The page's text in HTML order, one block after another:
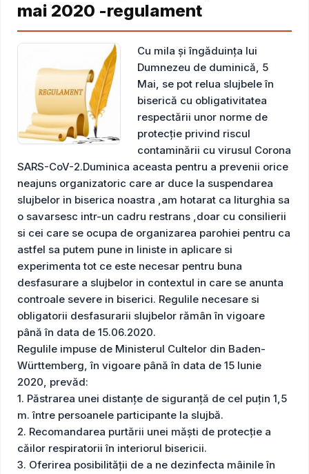
mai 2020 -regulament
Cu mila și îngăduința lui
Dumnezeu de duminică, 5
Mai, se pot relua slujbele în
biserică cu obligativitatea
respectării unor norme de
protecție privind riscul
contaminării cu virusul Corona
SARS-CoV-2.Duminica aceasta pentru a prevenii orice
neajuns organizatoric care ar duce la suspendarea
slujbelor in biserica noastra ,am hotarat ca liturghia sa
o savarsesc intr-un cadru restrans ,doar cu consilierii
si cei care se ocupa de organizarea parohiei pentru ca
astfel sa putem pune in liniste in aplicare si
experimenta tot ce este necesar pentru buna
desfasurare a slujbelor in contextul in care se anunta
controale severe in biserici. Regulile necesare si
obligatorii desfasurarii slujbelor rămân în vigoare
până în data de 15.06.2020.
Regulile impuse de Ministerul Cultelor din Baden-
Württemberg, în vigoare până în data de 15 Iunie
2020, prevăd:
1. Păstrarea unei distanțe de siguranță de cel puțin 1,5
m. între persoanele participante la slujbă.
2. Recomandarea purtării unei măști de protecție a
căilor respiratorii în interiorul bisericii.
3. Oferirea posibilităţii de a ne dezinfecta mâinile în